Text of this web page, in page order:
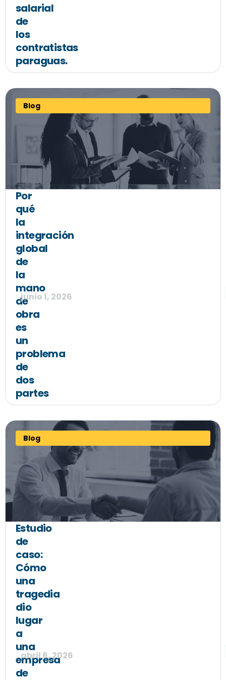
salarial
de
los
contratistas
paraguas.
Blog
Por
qué
la
integración
global
de
la
mano
de
obra
es
un
problema
de
dos
partes
junio 1, 2026
Blog
Estudio
de
caso:
Cómo
una
tragedia
dio
lugar
a
una
empresa
de
abril 6, 2026